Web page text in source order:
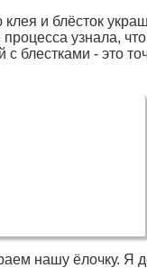
и блёсток
узнала, что
с блестками - это
нашу ёлочку. Я